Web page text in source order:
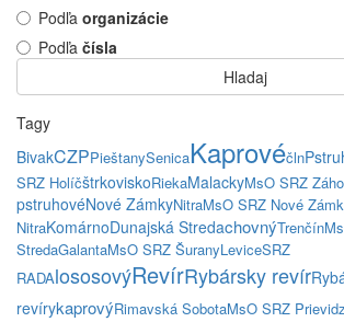
Podľa organizácie
Podľa čísla
Hladaj
Tagy
BivakCZPPieštanySenicaKaprovéčln
SRZ HolíčštrkoviskoRiekaMalackyMsO SRZ
pstruhovéNové ZámkyNitraMsO SRZ Nové
NitraKomárnoDunajská StredachovnýTrenčín
StredaGalantaMsO SRZ ŠuranyLeviceSRZ
RADAlososovýRevírRybársky revír
revírykaprovýRimavská SobotaMsO SRZ